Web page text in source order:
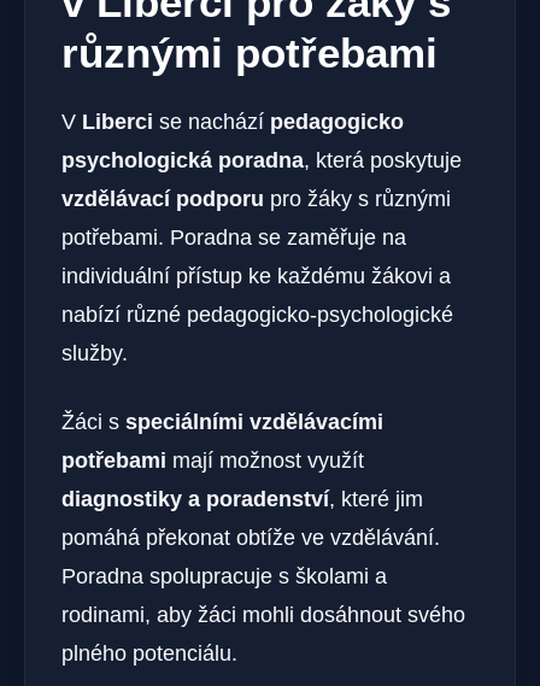
různými potřebami
V Liberci se nachází pedagogicko
psychologická poradna, která poskytuje
vzdělávací podporu pro žáky s různými
potřebami. Poradna se zaměřuje na
individuální přístup ke každému žákovi a
nabízí různé pedagogicko-psychologické
služby.
Žáci s speciálními vzdělávacími
potřebami mají možnost využít
diagnostiky a poradenství, které jim
pomáhá překonat obtíže ve vzdělávání.
Poradna spolupracuje s školami a
rodinami, aby žáci mohli dosáhnout svého
plného potenciálu.